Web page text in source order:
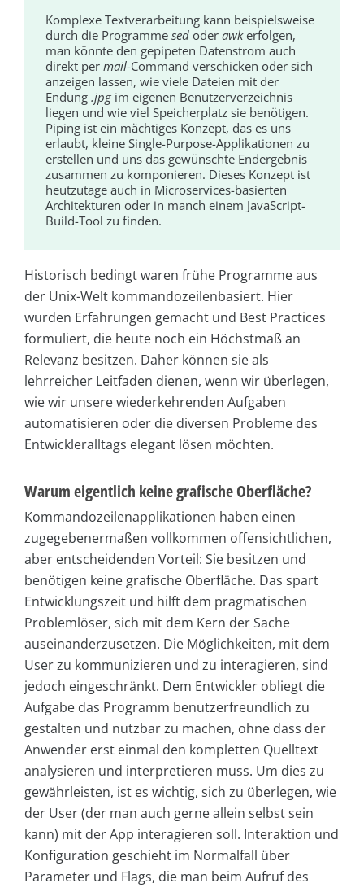
Komplexe Textverarbeitung kann beispielsweise
durch die Programmesed oderawkerfolgen,
man könnte den gepipeten Datenstrom auch
direkt permail-Command verschicken oder sich
anzeigen lassen, wie viele Dateien mit der
Endung.jpgim eigenen Benutzerverzeichnis
liegen und wie viel Speicherplatz sie benötigen.
Piping ist ein mächtiges Konzept, das es uns
erlaubt, kleine Single-Purpose-Applikationen zu
erstellen und uns das gewünschte Endergebnis
zusammen zu komponieren. Dieses Konzept ist
heutzutage auch in Microservices-basierten
Architekturen oder in manch einem JavaScript-
Build-Tool zu finden.
Historisch bedingt waren frühe Programme aus
der Unix-Welt kommandozeilenbasiert. Hier
wurden Erfahrungen gemacht und Best Practices
formuliert, die heute noch ein Höchstmaß an
Relevanz besitzen. Daher können sie als
lehrreicher Leitfaden dienen, wenn wir überlegen,
wie wir unsere wiederkehrenden Aufgaben
automatisieren oder die diversen Probleme des
Entwickleralltags elegant lösen möchten.
Warum eigentlich keine grafische Oberfläche?
Kommandozeilenapplikationen haben einen
zugegebenermaßen vollkommen offensichtlichen,
aber entscheidenden Vorteil: Sie besitzen und
benötigen keine grafische Oberfläche. Das spart
Entwicklungszeit und hilft dem pragmatischen
Problemlöser, sich mit dem Kern der Sache
auseinanderzusetzen. Die Möglichkeiten, mit dem
User zu kommunizieren und zu interagieren, sind
jedoch eingeschränkt. Dem Entwickler obliegt die
Aufgabe das Programm benutzerfreundlich zu
gestalten und nutzbar zu machen, ohne dass der
Anwender erst einmal den kompletten Quelltext
analysieren und interpretieren muss. Um dies zu
gewährleisten, ist es wichtig, sich zu überlegen, wie
der User (der man auch gerne allein selbst sein
kann) mit der App interagieren soll. Interaktion und
Konfiguration geschieht im Normalfall über
Parameter und Flags, die man beim Aufruf des